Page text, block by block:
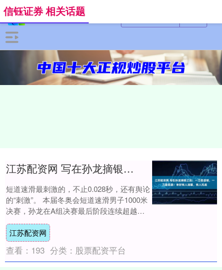
信钰证券 相关话题
江苏配资网 写在孙龙摘银之后：一刀是遗憾，一刀是恶意！幸好有人清醒，有人托底
短道速滑最刺激的，不止0.028秒，还有舆论
的“刺激”。 本届冬奥会短道速滑男子1000米
决赛，孙龙在A组决赛最后阶段连续超越，
以1分24秒565摘银，距金牌只....
江苏配资网
查看： 193 分类： 股票配资平台